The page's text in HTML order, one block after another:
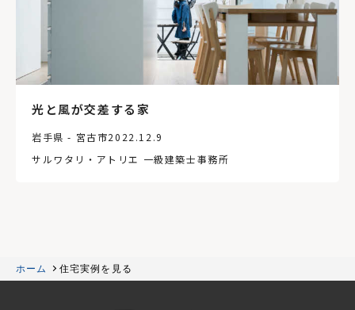
光と風が交差する家
岩手県 - 宮古市2022.12.9
サルワタリ・アトリエ 一級建築士事務所
ホーム 住宅実例を見る